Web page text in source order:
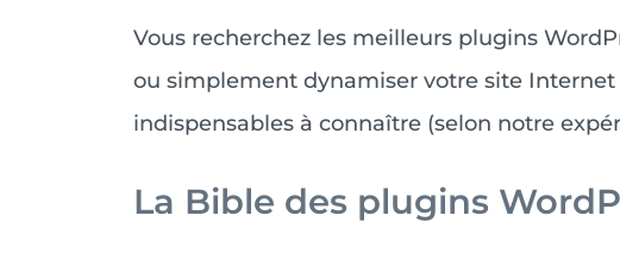
Vous recherchez les meilleurs plugins
ou simplement dynamiser votre site Internet
indispensables à connaître (selon notre
La Bible des plugins